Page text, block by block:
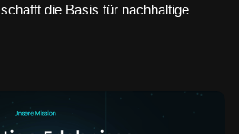
die Basis für nachhaltige